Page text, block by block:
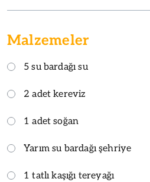
Malzemeler
5 su bardağı su
2 adet kereviz
1 adet soğan
Yarım su bardağı şehriye
1 tatlı kaşığı tereyağı